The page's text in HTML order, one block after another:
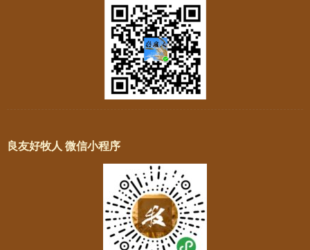
良友好牧人 微信小程序